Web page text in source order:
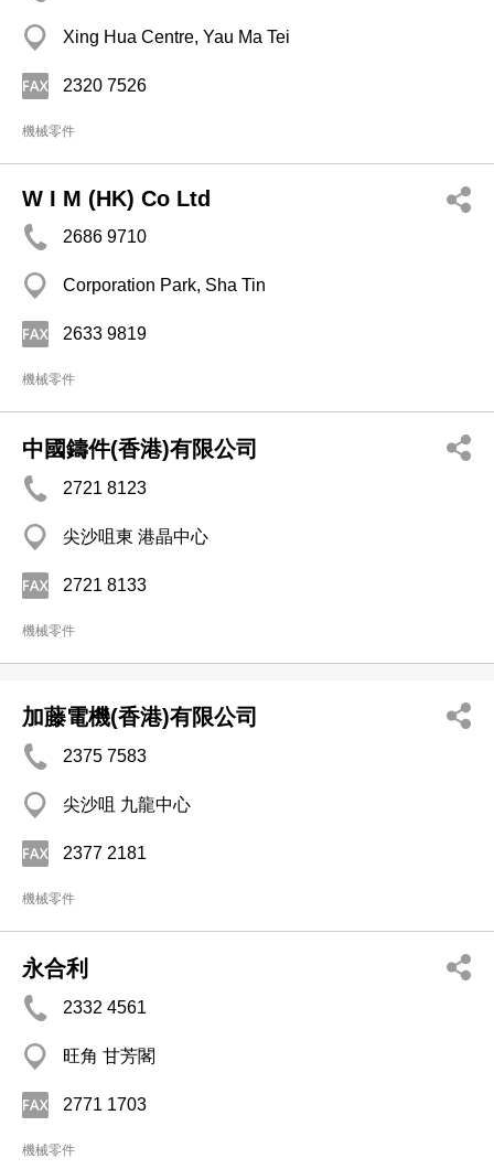
Xing Hua Centre, Yau Ma Tei
2320 7526
機械零件
W I M (HK) Co Ltd
2686 9710
Corporation Park, Sha Tin
2633 9819
機械零件
中國鑄件(香港)有限公司
2721 8123
尖沙咀東 港晶中心
2721 8133
機械零件
加藤電機(香港)有限公司
2375 7583
尖沙咀 九龍中心
2377 2181
機械零件
永合利
2332 4561
旺角 甘芳閣
2771 1703
機械零件